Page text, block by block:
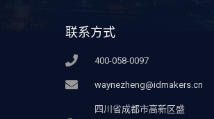
联系方式
400-058-0097
waynezheng@idmakers.cn
四川省成都市高新区盛